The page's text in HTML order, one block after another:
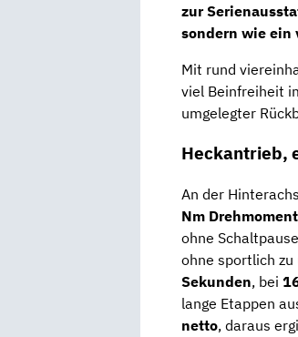
zur
sondern wie ein
Mit rund
viel Beinfreiheit
umgelegter
Heckantrieb,
An der
Nm Drehmoment
ohne
ohne sportlich
Sekunden, bei
lange Etappen
netto, daraus